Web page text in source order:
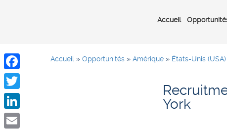
Accueil
Accueil » Opportunités » Amérique » États-Unis (USA)
York
Facebook
Twitter
LinkedIn